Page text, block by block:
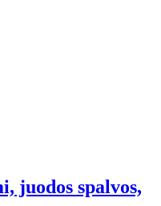
juodos spalvos,